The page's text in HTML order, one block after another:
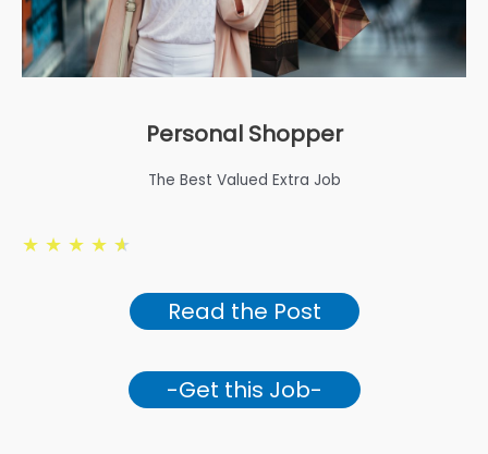
Personal Shopper
The Best Valued Extra Job
★ ★ ★ ★ ★
Read the Post
-Get this Job-